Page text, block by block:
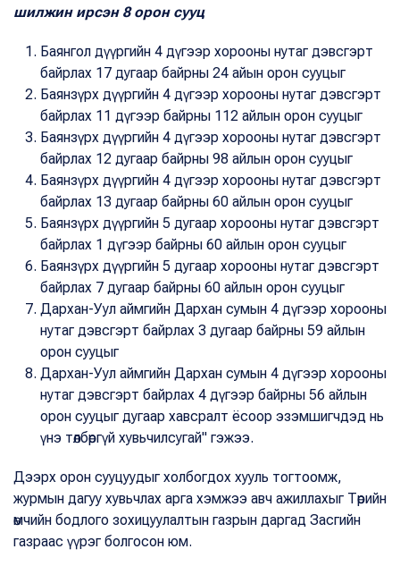
шилжин ирсэн 8 орон сууц
Баянгол дүүргийн 4 дүгээр хорооны нутаг дэвсгэрт
байрлах 17 дугаар байрны 24 айын орон сууцыг
Баянзүрх дүүргийн 4 дүгээр хорооны нутаг дэвсгэрт
байрлах 11 дүгээр байрны 112 айлын орон сууцыг
Баянзүрх дүүргийн 4 дүгээр хорооны нутаг дэвсгэрт
байрлах 12 дугаар байрны 98 айлын орон сууцыг
Баянзүрх дүүргийн 4 дүгээр хорооны нутаг дэвсгэрт
байрлах 13 дугаар байрны 60 айлын орон сууцыг
Баянзүрх дүүргийн 5 дугаар хорооны нутаг дэвсгэрт
байрлах 1 дүгээр байрны 60 айлын орон сууцыг
Баянзүрх дүүргийн 5 дугаар хорооны нутаг дэвсгэрт
байрлах 7 дугаар байрны 60 айлын орон сууцыг
Дархан-Уул аймгийн Дархан сумын 4 дүгээр хорооны
нутаг дэвсгэрт байрлах 3 дугаар байрны 59 айлын
орон сууцыг
Дархан-Уул аймгийн Дархан сумын 4 дүгээр хорооны
нутаг дэвсгэрт байрлах 4 дүгээр байрны 56 айлын
орон сууцыг дугаар хавсралт ёсоор эзэмшигчдэд нь
үнэ төлбөргүй хувьчилсугай" гэжээ.
Дээрх орон сууцуудыг холбогдох хууль тогтоомж,
журмын дагуу хувьчлах арга хэмжээ авч ажиллахыг Төрийн
өмчийн бодлого зохицуулалтын газрын даргад Засгийн
газраас үүрэг болгосон юм.